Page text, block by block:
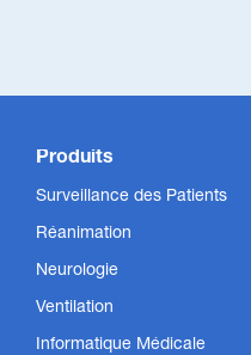
Produits
Surveillance des Patients
Réanimation
Neurologie
Ventilation
Informatique Médicale